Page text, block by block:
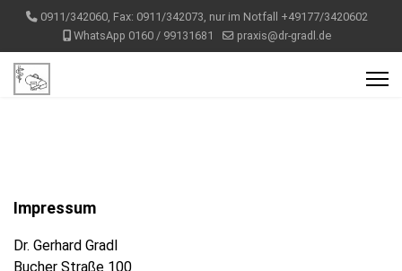
0911/342060, Fax: 0911/342073, nur im Notfall +49177/3420602
WhatsApp 0160 / 99131681
praxis@dr-gradl.de
Impressum
Dr. Gerhard Gradl
Bucher Straße 100